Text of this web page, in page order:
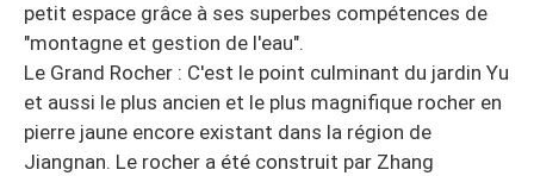
petit espace grâce à ses superbes compétences de
"montagne et gestion de l'eau".
Le Grand Rocher : C'est le point culminant du jardin Yu
et aussi le plus ancien et le plus magnifique rocher en
pierre jaune encore existant dans la région de
Jiangnan. Le rocher a été construit par Zhang